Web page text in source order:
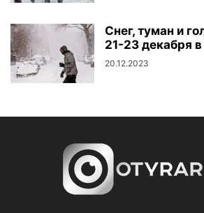
Снег, туман и
21-23 декабря
20.12.2023